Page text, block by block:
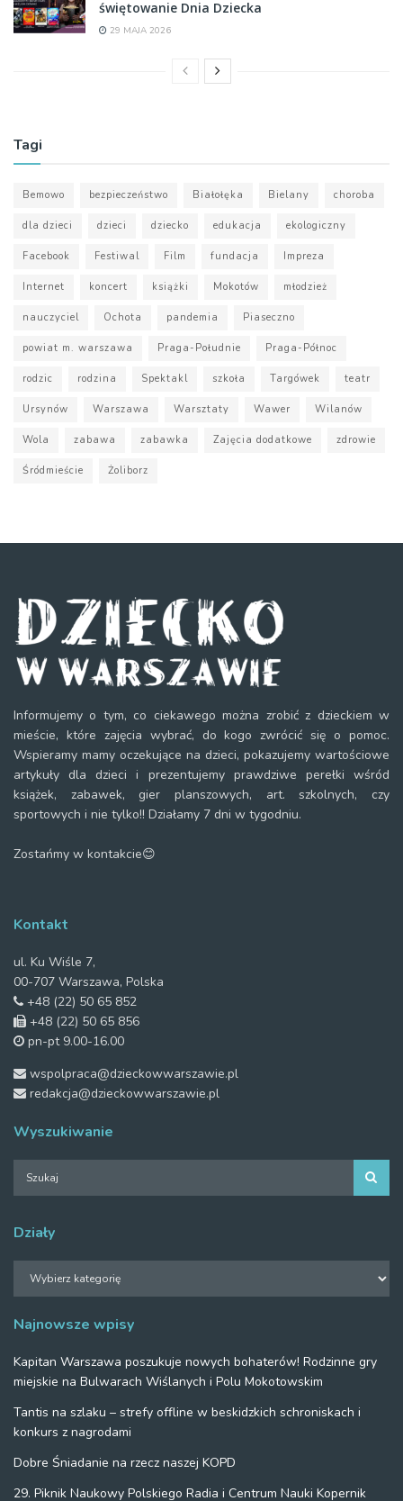
świętowanie Dnia Dziecka
29 MAJA 2026
Tagi
Bemowo bezpieczeństwo Białołęka Bielany choroba
dla dzieci dzieci dziecko edukacja ekologiczny
Facebook Festiwal Film fundacja Impreza
Internet koncert książki Mokotów młodzież
nauczyciel Ochota pandemia Piaseczno
powiat m. warszawa Praga-Południe Praga-Północ
rodzic rodzina Spektakl szkoła Targówek teatr
Ursynów Warszawa Warsztaty Wawer Wilanów
Wola zabawa zabawka Zajęcia dodatkowe zdrowie
Śródmieście Żoliborz
Informujemy o tym, co ciekawego można zrobić z dzieckiem w
mieście, które zajęcia wybrać, do kogo zwrócić się o pomoc.
Wspieramy mamy oczekujące na dzieci, pokazujemy wartościowe
artykuły dla dzieci i prezentujemy prawdziwe perełki wśród
książek, zabawek, gier planszowych, art. szkolnych, czy
sportowych i nie tylko!! Działamy 7 dni w tygodniu.
Zostańmy w kontakcie😊
Kontakt
ul. Ku Wiśle 7,
00-707 Warszawa, Polska
+48 (22) 50 65 852
+48 (22) 50 65 856
pn-pt 9.00-16.00
wspolpraca@dzieckowwarszawie.pl
redakcja@dzieckowwarszawie.pl
Wyszukiwanie
Działy
Najnowsze wpisy
Kapitan Warszawa poszukuje nowych bohaterów! Rodzinne gry
miejskie na Bulwarach Wiślanych i Polu Mokotowskim
Tantis na szlaku – strefy offline w beskidzkich schroniskach i
konkurs z nagrodami
Dobre Śniadanie na rzecz naszej KOPD
29. Piknik Naukowy Polskiego Radia i Centrum Nauki Kopernik